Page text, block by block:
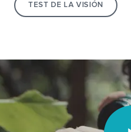
TEST DE LA VISIÓN